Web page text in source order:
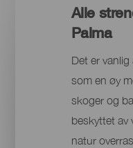
Alle
Palma
Det er
som en øy
skoger og
beskyttet av
natur